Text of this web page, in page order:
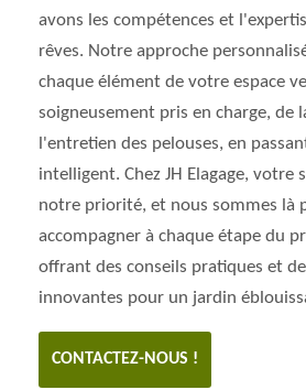
avons les compétences et
rêves. Notre approche
chaque élément de votre espace
soigneusement pris en charge, de
l'entretien des pelouses, en
intelligent. Chez JH Elagage, votre
notre priorité, et nous sommes là
accompagner à chaque étape du
offrant des conseils pratiques et
innovantes pour un jardin
CONTACTEZ-NOUS !